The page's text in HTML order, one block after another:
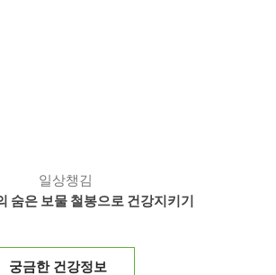
일상챙김
숨은 보물 철봉으로 건강지키기
궁금한 건강정보